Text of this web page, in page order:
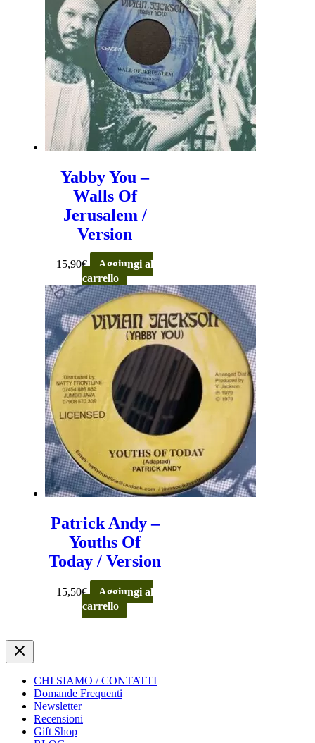
Yabby You –
Walls Of
Jerusalem /
Version
15,90€
Aggiungi al
carrello
Patrick Andy –
Youths Of
Today / Version
15,50€
Aggiungi al
carrello
CHI SIAMO / CONTATTI
Domande Frequenti
Newsletter
Recensioni
Gift Shop